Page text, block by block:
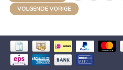
VOLGENDE VORIGE